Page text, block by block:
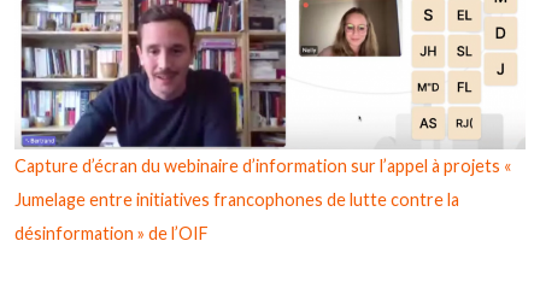
Capture d’écran du webinaire d’information sur l’appel à projets «
Jumelage entre initiatives francophones de lutte contre la
désinformation » de l’OIF